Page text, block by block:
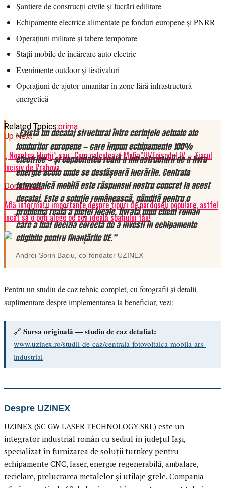
Related Topics:prima
Up Next
,, Noaptea Minții” sau ,,Cum calculează Mafia”!!!/Episodul IV – Ziarul
Incisiv de Prahova
Don't Miss
Află informații importante despre tipuri de pardoseli populare, astfel
încât să o poți alege pe cea ideală spațiului tău!
Șantiere de construcții civile și lucrări edilitare
Echipamente electrice alimentate pe fonduri europene și PNRR
Operațiuni militare și tabere temporare
Stații mobile de încărcare auto electric
Evenimente outdoor și festivaluri
Operațiuni de ajutor umanitar în zone fără infrastructură
energetică
„Există un decalaj structural între cerințele actuale ale
fondurilor europene — care impun echipamente 100%
electrice — și capacitatea reală a infrastructurii de a livra
energie acolo unde se desfășoară lucrările. Centrala
fotovoltaică mobilă este răspunsul nostru concret la acest
decalaj. Este o soluție românească, gândită pentru o
problemă reală a pieței locale, livrată unui client român
care a luat decizia corectă de a investi în echipamente
eligibile pentru finanțările UE.”
Andrei-Sorin Baciu , co-fondator UZINEX
Pentru un studiu de caz tehnic complet, cu fotografii și detalii
suplimentare despre implementarea la beneficiar, vezi:
🔗 Sursa originală — studiu de caz detaliat:
www.uzinex.ro/studii-de-caz/centrala-fotovoltaica-mobila-ars-
industrial
Despre UZINEX
UZINEX (SC GW LASER TECHNOLOGY SRL) este un
integrator industrial român cu sediul în județul Iași,
specializat în furnizarea de soluții turnkey pentru
echipamente CNC, laser, energie regenerabilă, ambalare,
reciclare, prelucrarea metalelor și utilaje grele. Compania